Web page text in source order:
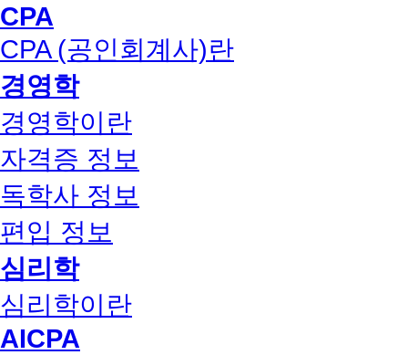
CPA
CPA (공인회계사)란
경영학
경영학이란
자격증 정보
독학사 정보
편입 정보
심리학
심리학이란
AICPA